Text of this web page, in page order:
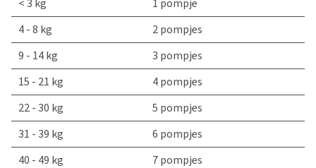
< 3 kg
1 pompje
4 - 8 kg
2 pompjes
9 - 14 kg
3 pompjes
15 - 21 kg
4 pompjes
22 - 30 kg
5 pompjes
31 - 39 kg
6 pompjes
40 - 49 kg
7 pompjes